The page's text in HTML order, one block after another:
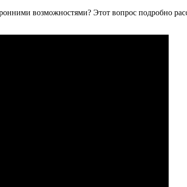
возможностями? Этот вопрос подробно